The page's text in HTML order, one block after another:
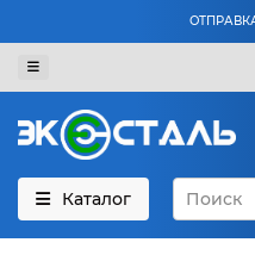
Каталог